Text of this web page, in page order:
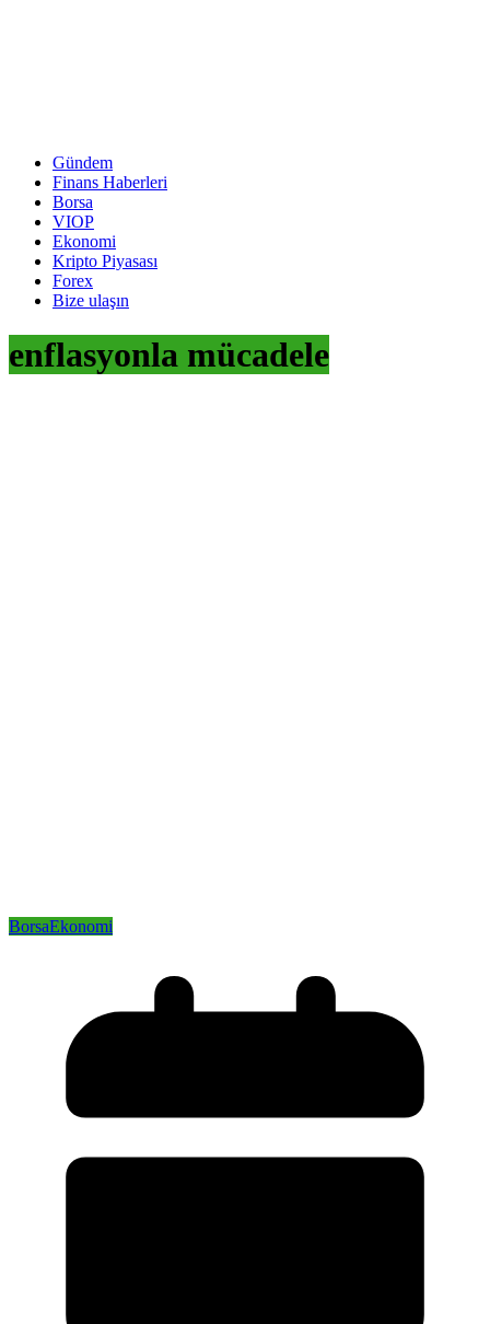
Gündem
Finans Haberleri
Borsa
VIOP
Ekonomi
Kripto Piyasası
Forex
Bize ulaşın
enflasyonla mücadele
BorsaEkonomi